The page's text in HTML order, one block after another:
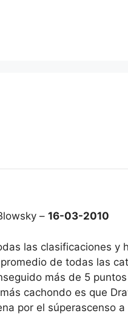
– 16-03-2010
las clasificaciones y
de todas las
más de 5
cachondo es que
por el súperascenso